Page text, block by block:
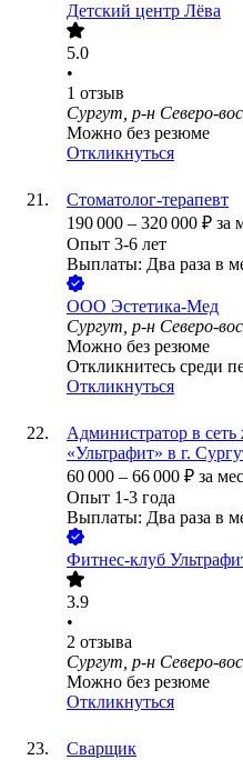
Детский центр Лёва
5.0
•
1 отзыв
Сургут, р-н Северо-
Можно без резюме
Откликнуться
Стоматолог-терапевт
190 000 – 320 000 ₽ за
Опыт 3-6 лет
Выплаты: Два раза в
ООО Эстетика-Мед
Сургут, р-н Северо-
Можно без резюме
Откликнитесь среди
Откликнуться
Администратор в
«Ультрафит» в г.
60 000 – 66 000 ₽ за
Опыт 1-3 года
Выплаты: Два раза в
Фитнес-клуб
3.9
•
2 отзыва
Сургут, р-н Северо-
Можно без резюме
Откликнуться
Сварщик